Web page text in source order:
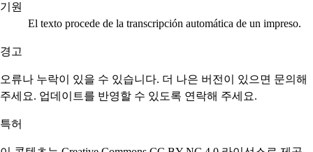
기원
El texto procede de la transcripción automática de un impreso.
경고
오류나 누락이 있을 수 있습니다. 더 나은 버전이 있으면 문의해
주세요. 업데이트를 반영할 수 있도록 연락해 주세요.
특허